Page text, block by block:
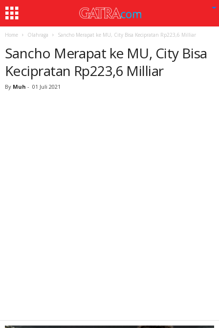
Home Olahraga Sancho Merapat ke MU, City Bisa Kecipratan Rp223,6 Milliar
Sancho Merapat ke MU, City Bisa
Kecipratan Rp223,6 Milliar
By Muh - 01 Juli 2021